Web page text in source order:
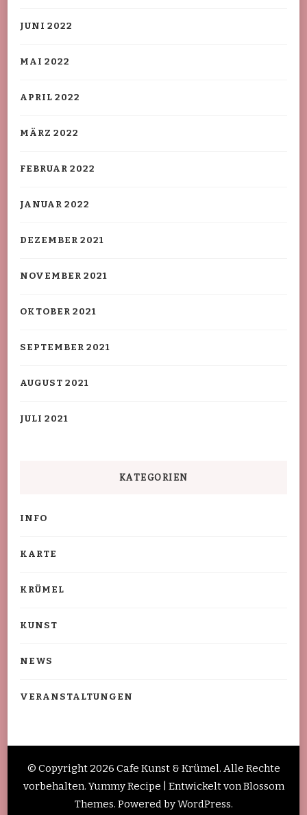
JUNI 2022
MAI 2022
APRIL 2022
MÄRZ 2022
FEBRUAR 2022
JANUAR 2022
DEZEMBER 2021
NOVEMBER 2021
OKTOBER 2021
SEPTEMBER 2021
AUGUST 2021
JULI 2021
KATEGORIEN
INFO
KARTE
KRÜMEL
KUNST
NEWS
VERANSTALTUNGEN
© Copyright 2026 Cafe Kunst & Krümel. Alle Rechte
vorbehalten. Yummy Recipe | Entwickelt vonBlossom
Themes. Powered byWordPress.